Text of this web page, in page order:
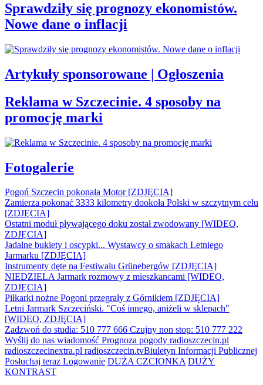
Sprawdziły się prognozy ekonomistów.
Nowe dane o inflacji
Artykuły sponsorowane | Ogłoszenia
Reklama w Szczecinie. 4 sposoby na
promocję marki
Fotogalerie
Pogoń Szczecin pokonała Motor [ZDJĘCIA]
Zamierza pokonać 3333 kilometry dookoła Polski w szczytnym celu
[ZDJĘCIA]
Ostatni moduł pływającego doku został zwodowany [WIDEO,
ZDJĘCIA]
Jadalne bukiety i oscypki... Wystawcy o smakach Letniego
Jarmarku [ZDJĘCIA]
Instrumenty dęte na Festiwalu Grünebergów [ZDJĘCIA]
NIEDZIELA Jarmark rozmowy z mieszkancami [WIDEO,
ZDJĘCIA]
Piłkarki nożne Pogoni przegrały z Górnikiem [ZDJĘCIA]
Letni Jarmark Szczeciński. "Coś innego, aniżeli w sklepach"
[WIDEO, ZDJĘCIA]
Zadzwoń do studia: 510 777 666 Czujny non stop: 510 777 222
Wyślij do nas wiadomość Prognoza pogody radioszczecin.pl
radioszczecinextra.pl radioszczecin.tvBiuletyn Informacji Publicznej
Posłuchaj teraz Logowanie DUŻA CZCIONKA DUŻY
KONTRAST